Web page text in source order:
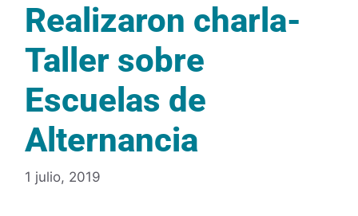
Realizaron charla-
Taller sobre
Escuelas de
Alternancia
1 julio, 2019